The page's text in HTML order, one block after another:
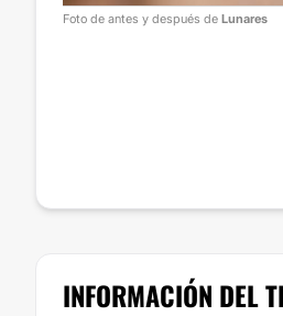
Foto de antes y después de Lunares
INFORMACIÓN DEL